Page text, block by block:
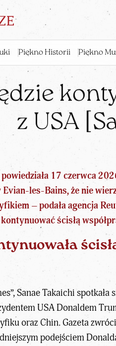
Piękno Historii Piękno
z USA
powiedziała 17 czerwca
les-Bains, że nie
– podała agencja
kontynuowaćścisłą
Sanae Takaichi spotkała
USA Donaldem
oraz Chin. Gazeta
podejściem